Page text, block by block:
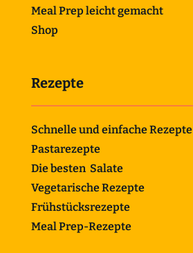
Meal Prep leicht gemacht
Shop
Rezepte
Schnelle und einfache Rezepte
Pastarezepte
Die besten Salate
Vegetarische Rezepte
Frühstücksrezepte
Meal Prep-Rezepte